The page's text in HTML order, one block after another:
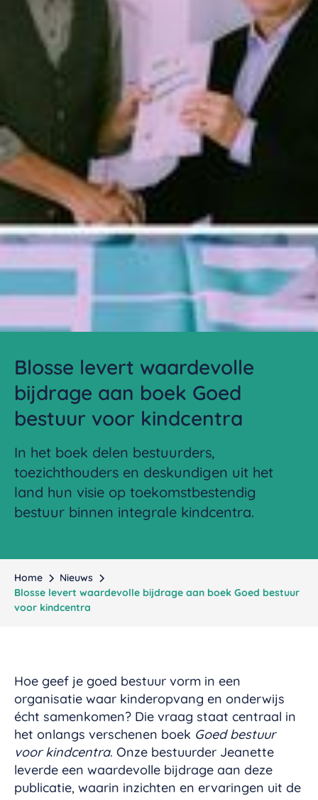
Blosse levert waardevolle
bijdrage aan boek Goed
bestuur voor kindcentra
In het boek delen bestuurders,
toezichthouders en deskundigen uit het
land hun visie op toekomstbestendig
bestuur binnen integrale kindcentra.
Home
Nieuws
Blosse levert waardevolle bijdrage aan boek Goed bestuur
voor kindcentra
Hoe geef je goed bestuur vorm in een
organisatie waar kinderopvang en onderwijs
écht samenkomen? Die vraag staat centraal in
het onlangs verschenen boek Goed bestuur
voor kindcentra. Onze bestuurder Jeanette
leverde een waardevolle bijdrage aan deze
publicatie, waarin inzichten en ervaringen uit de